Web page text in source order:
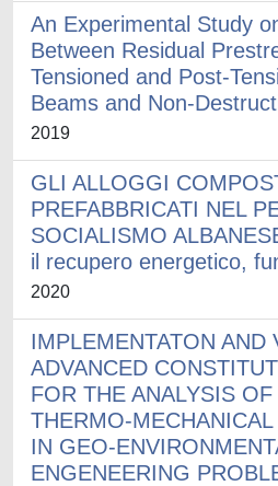
An Experimental Study
Between Residual
Tensioned and Post-
Beams and Non-
2019
GLI ALLOGGI
PREFABBRICATI NEL
SOCIALISMO
il recupero energetico,
2020
IMPLEMENTATON AND
ADVANCED
FOR THE ANALYSIS
THERMO-
IN GEO-
ENGENEERING